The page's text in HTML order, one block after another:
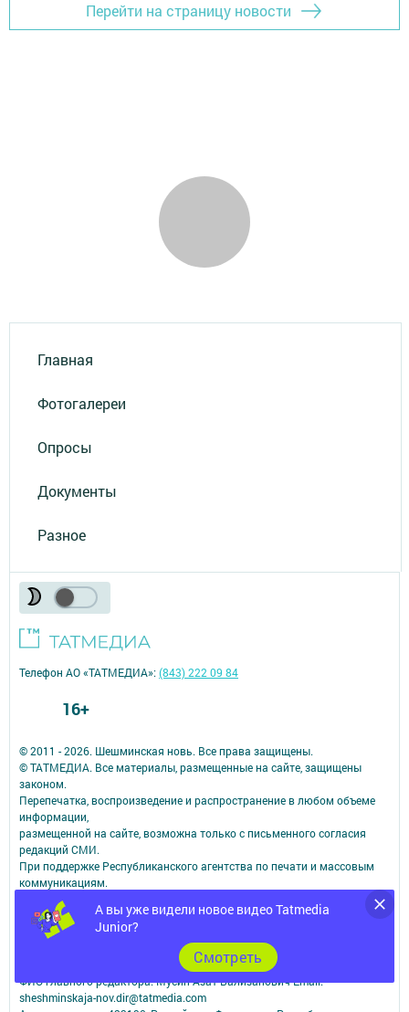
Перейти на страницу новости
Главная
Фотогалереи
Опросы
Документы
Разное
А вы уже видели новое видео Tatmedia
Junior?
Cмотреть
© 2011 - 2026. Шешминская новь. Все права защищены.
© ТАТМЕДИА. Все материалы, размещенные на сайте, защищены
законом.
Перепечатка, воспроизведение и распространение в любом объеме
информации,
размещенной на сайте, возможна только с письменного согласия
редакций СМИ.
При поддержке Республиканского агентства по печати и массовым
коммуникациям.
Наименование СМИ: Шешминская новь
СМИ зарегистрировано Федеральной службой по надзору в сфере
связи,
информационных технологий и массовых коммуникаций
запись о регистрации СМИ ЭЛ № ФС 77 - 90148 от 07.10.2025
ФИО главного редактора: Мусин Азат Вализанович Email:
sheshminskaja-nov.dir@tatmedia.com
Телефон АО «ТАТМЕДИА»:(843) 222 09 84
16+